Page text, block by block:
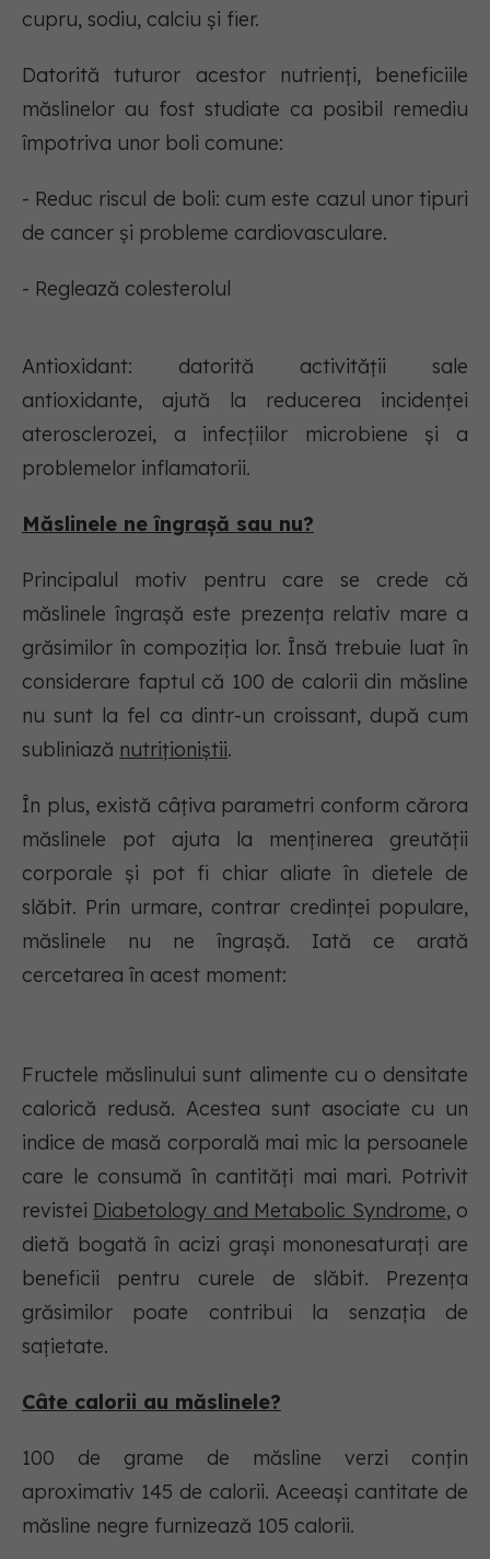
cupru, sodiu, calciu și fier.
Datorită tuturor acestor nutrienți, beneficiile
măslinelor au fost studiate ca posibil remediu
împotriva unor boli comune:
- Reduc riscul de boli: cum este cazul unor tipuri
de cancer și probleme cardiovasculare.
- Reglează colesterolul
Antioxidant: datorită activității sale
antioxidante, ajută la reducerea incidenței
aterosclerozei, a infecțiilor microbiene și a
problemelor inflamatorii.
Măslinele ne îngrașă sau nu?
Principalul motiv pentru care se crede că
măslinele îngrașă este prezența relativ mare a
grăsimilor în compoziția lor. Însă trebuie luat în
considerare faptul că 100 de calorii din măsline
nu sunt la fel ca dintr-un croissant, după cum
subliniază nutriționiștii.
În plus, există câțiva parametri conform cărora
măslinele pot ajuta la menținerea greutății
corporale și pot fi chiar aliate în dietele de
slăbit. Prin urmare, contrar credinței populare,
măslinele nu ne îngrașă. Iată ce arată
cercetarea în acest moment:
Fructele măslinului sunt alimente cu o densitate
calorică redusă. Acestea sunt asociate cu un
indice de masă corporală mai mic la persoanele
care le consumă în cantități mai mari. Potrivit
revistei Diabetology and Metabolic Syndrome, o
dietă bogată în acizi grași mononesaturați are
beneficii pentru curele de slăbit. Prezența
grăsimilor poate contribui la senzația de
sațietate.
Câte calorii au măslinele?
100 de grame de măsline verzi conțin
aproximativ 145 de calorii. Aceeași cantitate de
măsline negre furnizează 105 calorii.